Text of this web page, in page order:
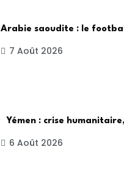
Arabie saoudite : le
7 Août 2026
Yémen : crise
6 Août 2026